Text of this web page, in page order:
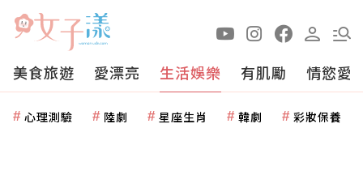
美食旅遊 愛漂亮 生活娛樂 有肌勵 情慾愛
心理測驗 陸劇 星座生肖 韓劇 彩妝保養